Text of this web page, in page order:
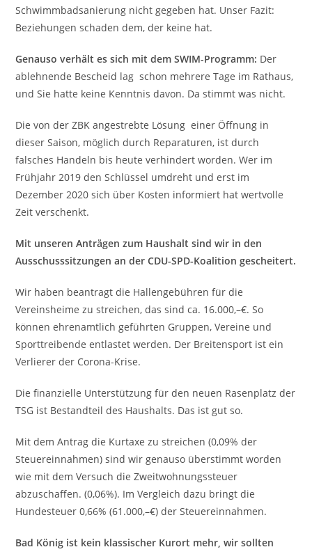
Schwimmbadsanierung nicht gegeben hat. Unser Fazit:
Beziehungen schaden dem, der keine hat.
Genauso verhält es sich mit dem SWIM-Programm: Der
ablehnende Bescheid lag schon mehrere Tage im Rathaus,
und Sie hatte keine Kenntnis davon. Da stimmt was nicht.
Die von der ZBK angestrebte Lösung einer Öffnung in
dieser Saison, möglich durch Reparaturen, ist durch
falsches Handeln bis heute verhindert worden. Wer im
Frühjahr 2019 den Schlüssel umdreht und erst im
Dezember 2020 sich über Kosten informiert hat wertvolle
Zeit verschenkt.
Mit unseren Anträgen zum Haushalt sind wir in den
Ausschusssitzungen an der CDU-SPD-Koalition gescheitert.
Wir haben beantragt die Hallengebühren für die
Vereinsheime zu streichen, das sind ca. 16.000,–€. So
können ehrenamtlich geführten Gruppen, Vereine und
Sporttreibende entlastet werden. Der Breitensport ist ein
Verlierer der Corona-Krise.
Die finanzielle Unterstützung für den neuen Rasenplatz der
TSG ist Bestandteil des Haushalts. Das ist gut so.
Mit dem Antrag die Kurtaxe zu streichen (0,09% der
Steuereinnahmen) sind wir genauso überstimmt worden
wie mit dem Versuch die Zweitwohnungssteuer
abzuschaffen. (0,06%). Im Vergleich dazu bringt die
Hundesteuer 0,66% (61.000,–€) der Steuereinnahmen.
Bad König ist kein klassischer Kurort mehr, wir sollten